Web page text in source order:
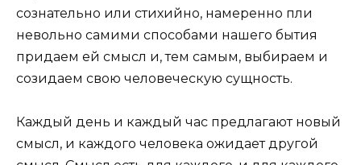
сознательно или стихийно, намеренно пли
невольно самими способами нашего бытия
придаем ей смысл и, тем самым, выбираем и
созидаем свою человеческую сущность.
Каждый день и каждый час предлагают новый
смысл, и каждого человека ожидает другой